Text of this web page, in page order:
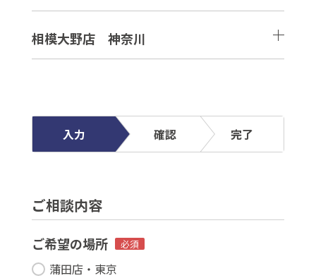
相模大野店 神奈川
入力 確認 完了
ご相談内容
ご希望の場所 必須
蒲田店・東京